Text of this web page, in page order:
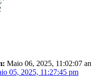
Maio 06, 2025, 11:02:07
05, 2025, 11:27:45 pm